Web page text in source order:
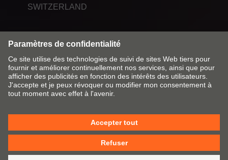
SWITZERLAND
Modifier le marché & la langue
Contact Mentions légales
Politique de cookies CGV